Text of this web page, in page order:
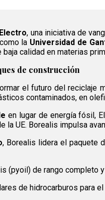
, una iniciativa de
la Universidad de
calidad en materias
de construcción
el futuro del reciclaje
contaminados, en
en lugar de energía fósil,
la UE. Borealis impulsa
, Borealis lidera el paquete
(pyoil) de rango completo
de hidrocarburos para el